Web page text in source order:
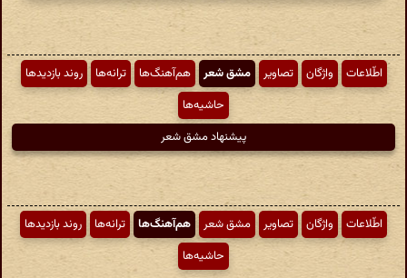
اطّلاعات واژگان تصاویر مشق شعر هم‌آهنگ‌ها ترانه‌ها
روند بازدیدها
حاشیه‌ها
پیشنهاد مشق شعر
اطّلاعات واژگان تصاویر مشق شعر هم‌آهنگ‌ها ترانه‌ها
روند بازدیدها
حاشیه‌ها